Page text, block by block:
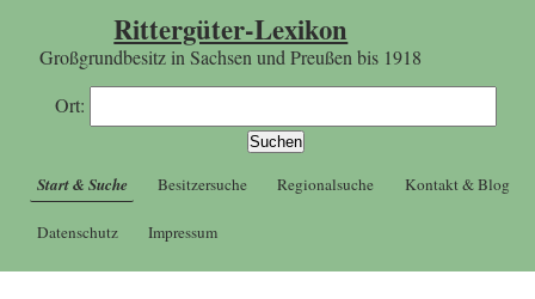
Rittergüter-Lexikon
Großgrundbesitz in Sachsen und Preußen bis 1918
Ort:
Start & Suche Besitzersuche Regionalsuche Kontakt & Blog
Datenschutz Impressum